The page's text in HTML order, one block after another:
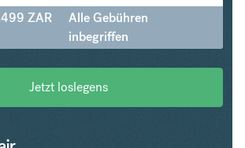
ZAR
Alle Gebühren
inbegriffen
Jetzt loslegens